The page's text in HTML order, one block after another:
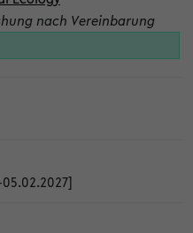
nach Vereinbarung